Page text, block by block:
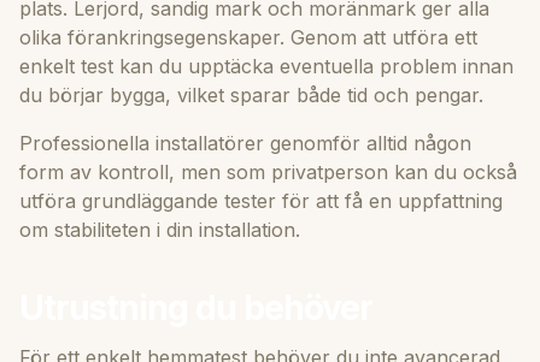
plats. Lerjord, sandig mark och moränmark ger alla
olika förankringsegenskaper. Genom att utföra ett
enkelt test kan du upptäcka eventuella problem innan
du börjar bygga, vilket sparar både tid och pengar.
Professionella installatörer genomför alltid någon
form av kontroll, men som privatperson kan du också
utföra grundläggande tester för att få en uppfattning
om stabiliteten i din installation.
För ett enkelt hemmatest behöver du inte avancerad